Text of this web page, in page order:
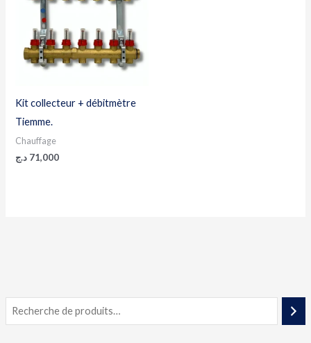
Kit collecteur + débitmètre
Tiemme.
Chauffage
71,000 د.ج